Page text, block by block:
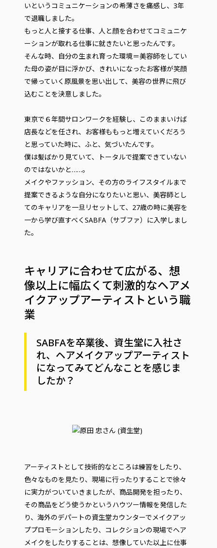
いというコミュニケーションの希薄さを痛感し、3年
で退職しました。
もっと人と接する仕事、人と顔を合わせてコミュニケ
ーションが取れる仕事に就きたいと思ったんです。
そんな時、自分の生まれ育った環境＝美容師をしてい
た母の姿が目に浮かび、きれいになったお客様が笑顔
で帰っていく原風景を思い出して、美容の世界に飛び
込むことを決意しました。
東京で６年間サロンワークを経験し、このままいけば
店長などを任され、お客様ももっと増えていくだろう
と思っていた時に、ふと、気づいたんです。
僕は髪ばかり見ていて、トータルで提案できていない
のではないかと……。
メイクやファッション、その方のライフスタイルまで
提案できるような自分になりたいと思い、美容師とし
てのキャリアを一旦リセットして、27歳の時に美容を
一から学び直すべくSABFA（サブファ）に入学しまし
た。
キャリアに合わせて広がる、想
像以上に幅広くて刺激的なヘアメ
イクアップアーティストという職
業
SABFAを卒業後、資生堂に入社さ
れ、ヘアメイクアップアーティスト
になってみてどんなことを感じま
したか？
アーティストとして技術的なところは練習をしたり、
色々なものを見たり、現場に行ったりすることで徐々
に実力がついていきましたが、商品開発を担ったり、
その商品をどう使うかというハウツー情報を発信した
り、海外のデパートの資生堂カウンターでメイクアッ
ププロモーションしたり、コレクションの現場でヘア
メイクをしたりすることは、想像していた以上に仕事